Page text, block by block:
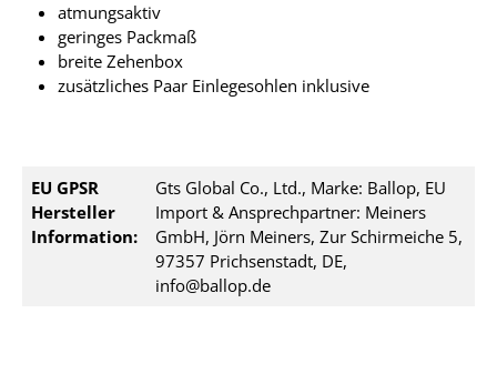
atmungsaktiv
geringes Packmaß
breite Zehenbox
zusätzliches Paar Einlegesohlen inklusive
EU GPSR
Hersteller
Information:
Gts Global Co., Ltd., Marke: Ballop, EU
Import & Ansprechpartner: Meiners
GmbH, Jörn Meiners, Zur Schirmeiche 5,
97357 Prichsenstadt, DE,
info@ballop.de